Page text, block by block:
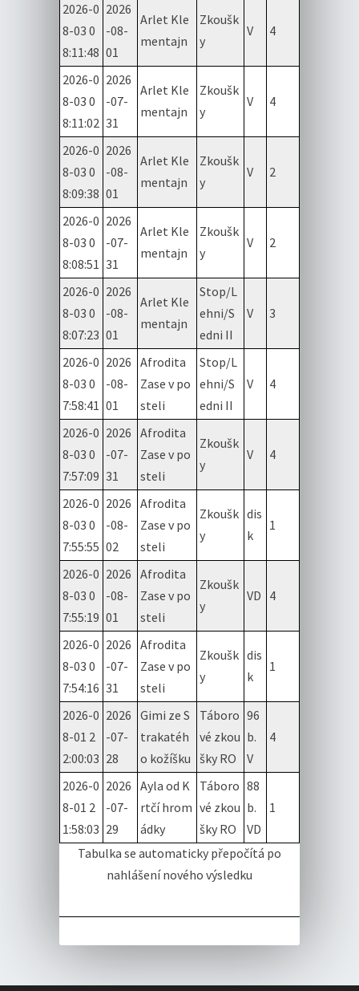
2026-0
8-03 0
8:11:48
2026
-08-
01
Arlet Kle
mentajn
Zkoušk
y
V 4
2026-0
8-03 0
8:11:02
2026
-07-
31
Arlet Kle
mentajn
Zkoušk
y
V 4
2026-0
8-03 0
8:09:38
2026
-08-
01
Arlet Kle
mentajn
Zkoušk
y
V 2
2026-0
8-03 0
8:08:51
2026
-07-
31
Arlet Kle
mentajn
Zkoušk
y
V 2
2026-0
8-03 0
8:07:23
2026
-08-
01
Arlet Kle
mentajn
Stop/L
ehni/S
edni II
V 3
2026-0
8-03 0
7:58:41
2026
-08-
01
Afrodita
Zase v po
steli
Stop/L
ehni/S
edni II
V 4
2026-0
8-03 0
7:57:09
2026
-07-
31
Afrodita
Zase v po
steli
Zkoušk
y
V 4
2026-0
8-03 0
7:55:55
2026
-08-
02
Afrodita
Zase v po
steli
Zkoušk
y
dis
k
1
2026-0
8-03 0
7:55:19
2026
-08-
01
Afrodita
Zase v po
steli
Zkoušk
y
VD 4
2026-0
8-03 0
7:54:16
2026
-07-
31
Afrodita
Zase v po
steli
Zkoušk
y
dis
k
1
2026-0
8-01 2
2:00:03
2026
-07-
28
Gimi ze S
trakatéh
o kožíšku
Táboro
vé zkou
šky RO
96
b.
V
4
2026-0
8-01 2
1:58:03
2026
-07-
29
Ayla od K
rtčí hrom
ádky
Táboro
vé zkou
šky RO
88
b.
VD
1
Tabulka se automaticky přepočítá po
nahlášení nového výsledku